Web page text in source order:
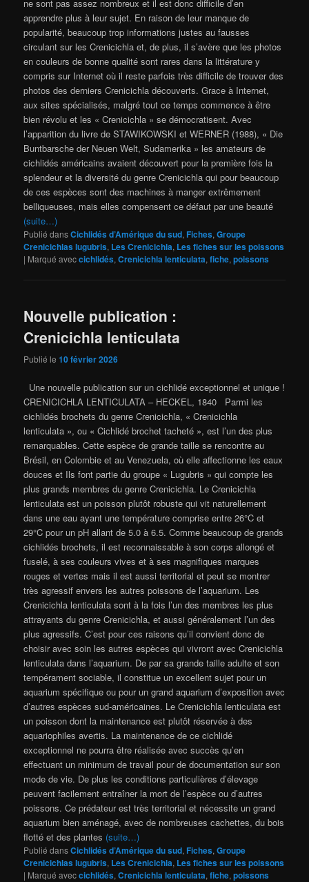
ne sont pas assez nombreux et il est donc difficile d’en
apprendre plus à leur sujet. En raison de leur manque de
popularité, beaucoup trop informations justes au fausses
circulant sur les Crenicichla et, de plus, il s’avère que les photos
en couleurs de bonne qualité sont rares dans la littérature y
compris sur Internet où il reste parfois très difficile de trouver des
photos des derniers Crenicichla découverts. Grace à Internet,
aux sites spécialisés, malgré tout ce temps commence à être
bien révolu et les « Crenicichla » se démocratisent. Avec
l’apparition du livre de STAWIKOWSKI et WERNER (1988), « Die
Buntbarsche der Neuen Welt, Sudamerika » les amateurs de
cichlidés américains avaient découvert pour la première fois la
splendeur et la diversité du genre Crenicichla qui pour beaucoup
de ces espèces sont des machines à manger extrêmement
belliqueuses, mais elles compensent ce défaut par une beauté
(suite…)
Publié dansCichlidés d’Amérique du sud,Fiches,Groupe
Crenicichlas lugubris, Les Crenicichla, Les fiches sur les poissons
| Marqué aveccichlidés,Crenicichla lenticulata,fiche,poissons
Nouvelle publication :
Crenicichla lenticulata
Publié le10 février 2026
Une nouvelle publication sur un cichlidé exceptionnel et unique !
CRENICICHLA LENTICULATA – HECKEL, 1840 Parmi les
cichlidés brochets du genre Crenicichla, « Crenicichla
lenticulata », ou « Cichlidé brochet tacheté », est l’un des plus
remarquables. Cette espèce de grande taille se rencontre au
Brésil, en Colombie et au Venezuela, où elle affectionne les eaux
douces et Ils font partie du groupe « Lugubris » qui compte les
plus grands membres du genre Crenicichla. Le Crenicichla
lenticulata est un poisson plutôt robuste qui vit naturellement
dans une eau ayant une température comprise entre 26°C et
29°C pour un pH allant de 5.0 à 6.5. Comme beaucoup de grands
cichlidés brochets, il est reconnaissable à son corps allongé et
fuselé, à ses couleurs vives et à ses magnifiques marques
rouges et vertes mais il est aussi territorial et peut se montrer
très agressif envers les autres poissons de l’aquarium. Les
Crenicichla lenticulata sont à la fois l’un des membres les plus
attrayants du genre Crenicichla, et aussi généralement l’un des
plus agressifs. C’est pour ces raisons qu’il convient donc de
choisir avec soin les autres espèces qui vivront avec Crenicichla
lenticulata dans l’aquarium. De par sa grande taille adulte et son
tempérament sociable, il constitue un excellent sujet pour un
aquarium spécifique ou pour un grand aquarium d’exposition avec
d’autres espèces sud-américaines. Le Crenicichla lenticulata est
un poisson dont la maintenance est plutôt réservée à des
aquariophiles avertis. La maintenance de ce cichlidé
exceptionnel ne pourra être réalisée avec succès qu’en
effectuant un minimum de travail pour de documentation sur son
mode de vie. De plus les conditions particulières d’élevage
peuvent facilement entraîner la mort de l’espèce ou d’autres
poissons. Ce prédateur est très territorial et nécessite un grand
aquarium bien aménagé, avec de nombreuses cachettes, du bois
flotté et des plantes (suite…)
Publié dansCichlidés d’Amérique du sud,Fiches,Groupe
Crenicichlas lugubris, Les Crenicichla, Les fiches sur les poissons
| Marqué aveccichlidés,Crenicichla lenticulata,fiche,poissons